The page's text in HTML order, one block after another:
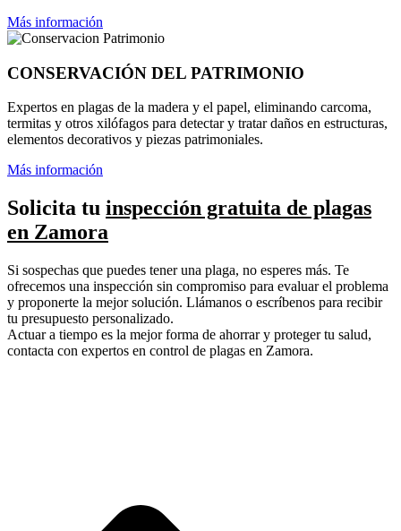
Más información
CONSERVACIÓN DEL PATRIMONIO
Expertos en plagas de la madera y el papel, eliminando carcoma,
termitas y otros xilófagos para detectar y tratar daños en estructuras,
elementos decorativos y piezas patrimoniales.
Más información
Solicita tu inspección gratuita de plagas
en Zamora
Si sospechas que puedes tener una plaga, no esperes más. Te
ofrecemos una inspección sin compromiso para evaluar el problema
y proponerte la mejor solución. Llámanos o escríbenos para recibir
tu presupuesto personalizado.
Actuar a tiempo es la mejor forma de ahorrar y proteger tu salud,
contacta con expertos en control de plagas en Zamora.